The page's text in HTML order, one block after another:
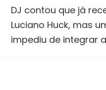
DJ contou que já
Luciano Huck, mas
impediu de integrar